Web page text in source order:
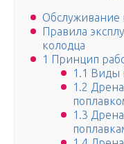
Обслуживание
Правила
колодца
1 Принцип
1.1 Виды
1.2
1.3